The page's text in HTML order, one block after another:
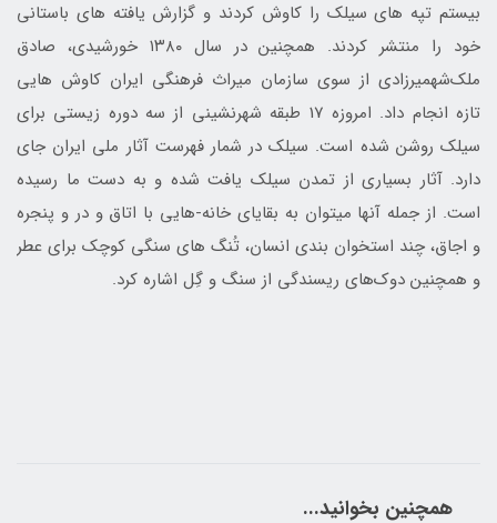
بیستم تپه های سیلک را کاوش کردند و گزارش یافته های باستانی
خود را منتشر کردند. همچنین در سال ۱۳۸۰ خورشیدی، صادق
ملک‌شهمیرزادی از سوی سازمان میراث فرهنگی ایران کاوش هایی
تازه انجام داد. امروزه 17 طبقه شهرنشینی از سه دوره زیستی برای
سیلک روشن شده است. سیلک در شمار فهرست آثار ملی ایران جای
دارد. آثار بسیاری از تمدن سیلک یافت شده و به دست ما رسیده
است. از جمله آن‎ها می‎توان به بقایای خانه-هایی با اتاق و در و پنجره
و اجاق، چند استخوان بندی انسان، تُنگ های سنگی کوچک برای عطر
و همچنین دوک‌های ریسندگی از سنگ و گِل اشاره کرد.
همچنین بخوانید...